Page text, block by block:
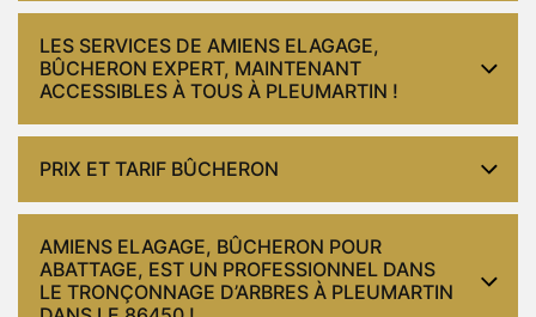
LES SERVICES DE AMIENS ELAGAGE,
BÛCHERON EXPERT, MAINTENANT
ACCESSIBLES À TOUS À PLEUMARTIN !
PRIX ET TARIF BÛCHERON
AMIENS ELAGAGE, BÛCHERON POUR
ABATTAGE, EST UN PROFESSIONNEL DANS
LE TRONÇONNAGE D’ARBRES À PLEUMARTIN